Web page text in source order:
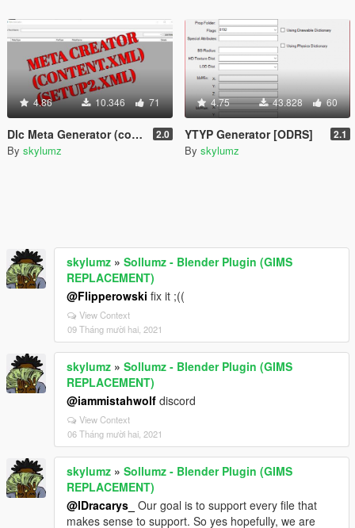
4.86 10.346 71
Dlc Meta Generator (content.xml and setup2.xml) 2.0
By skylumz
4.75 43.828 60
YTYP Generator [ODRS] 2.1
By skylumz
skylumz » Sollumz - Blender Plugin (GIMS
REPLACEMENT)
@Flipperowski fix it ;((
View Context
09 Tháng mười hai, 2021
skylumz » Sollumz - Blender Plugin (GIMS
REPLACEMENT)
@iammistahwolf discord
View Context
06 Tháng mười hai, 2021
skylumz » Sollumz - Blender Plugin (GIMS
REPLACEMENT)
@lDracarys_ Our goal is to support every file that
makes sense to support. So yes hopefully, we are